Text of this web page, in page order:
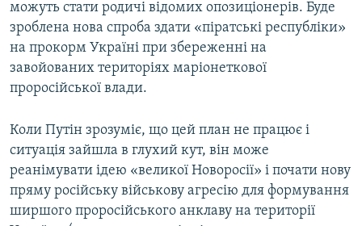
можуть стати родичі відомих опозиціонерів. Буде
зроблена нова спроба здати «піратські республіки»
на прокорм Україні при збереженні на
завойованих територіях маріонеткової
проросійської влади.
Коли Путін зрозуміє, що цей план не працює і
ситуація зайшла в глухий кут, він може
реанімувати ідею «великої Новоросії» і почати нову
пряму російську військову агресію для формування
ширшого проросійського анклаву на території